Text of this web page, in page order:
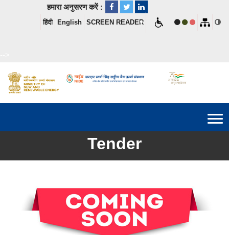
हमारा अनुसरण करें :
हिंदी English SCREEN READER
Tender